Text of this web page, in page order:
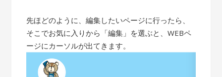
先ほどのように、編集したいページに行ったら、
そこでお気に入りから「編集」を選ぶと、WEBペ
ージにカーソルが出てきます。